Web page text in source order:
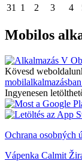
31
1 2 3 4
Mobilos
Kövesd
Ingyenesen
Ochrana osobných
Vápenka Calmit